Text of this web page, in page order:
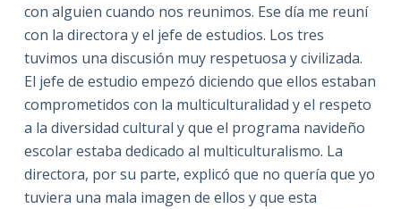
con alguien cuando nos reunimos. Ese día me reuní
con la directora y el jefe de estudios. Los tres
tuvimos una discusión muy respetuosa y civilizada.
El jefe de estudio empezó diciendo que ellos estaban
comprometidos con la multiculturalidad y el respeto
a la diversidad cultural y que el programa navideño
escolar estaba dedicado al multiculturalismo. La
directora, por su parte, explicó que no quería que yo
tuviera una mala imagen de ellos y que esta